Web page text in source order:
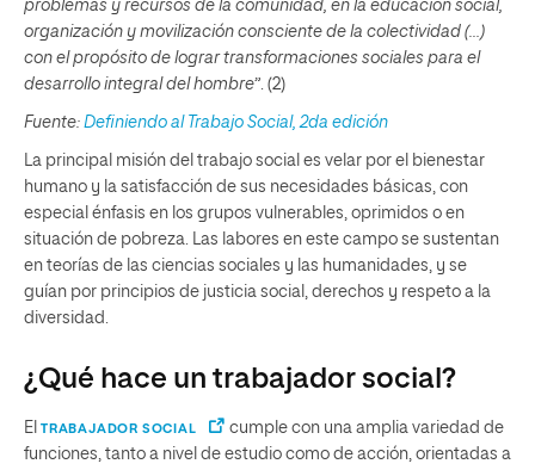
problemas y recursos de la comunidad, en la educación social,
organización y movilización consciente de la colectividad (…)
con el propósito de lograr transformaciones sociales para el
desarrollo integral del hombre” . (2)
Fuente: Definiendo al Trabajo Social, 2da edición
La principal misión del trabajo social es velar por el bienestar
humano y la satisfacción de sus necesidades básicas, con
especial énfasis en los grupos vulnerables, oprimidos o en
situación de pobreza. Las labores en este campo se sustentan
en teorías de las ciencias sociales y las humanidades, y se
guían por principios de justicia social, derechos y respeto a la
diversidad.
¿Qué hace un trabajador social?
El TRABAJADOR SOCIAL
cumple con una amplia variedad de
funciones, tanto a nivel de estudio como de acción, orientadas a